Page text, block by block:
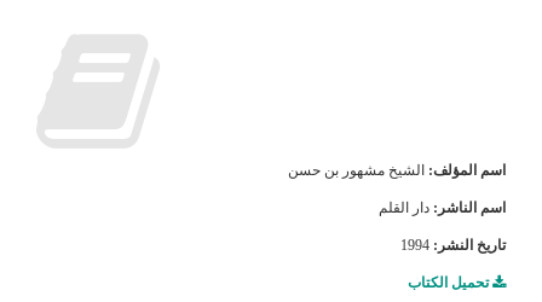
اسم المؤلف: الشيخ مشهور بن حسن
اسم الناشر: دار القلم
تاريخ النشر: 1994
تحميل الكتاب